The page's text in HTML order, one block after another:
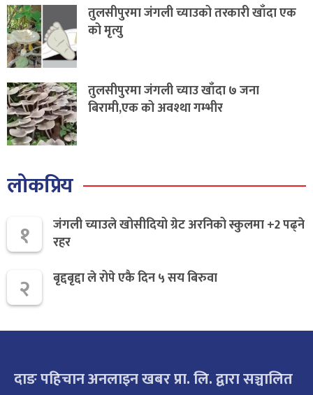
तुलसीपुरमा जंगली च्याउको तरकारी खाँदा एक
को मृत्यु
तुलसीपुरमा जंगली च्याउ खाँदा ७ जना
बिरामी,एक को अवश्था गम्भीर
लोकप्रिय
१
जंगली च्याउले खोसीदियो ग्रेट अरनिको स्कुलमा +2 पढ्ने
रहर
२ बृद्दबृद्दा ले रोपे एकै दिन ५ सय बिरुवा
दाङ पहिचान अनलाइन खबर प्रा. लि. द्वारा सञ्चालित